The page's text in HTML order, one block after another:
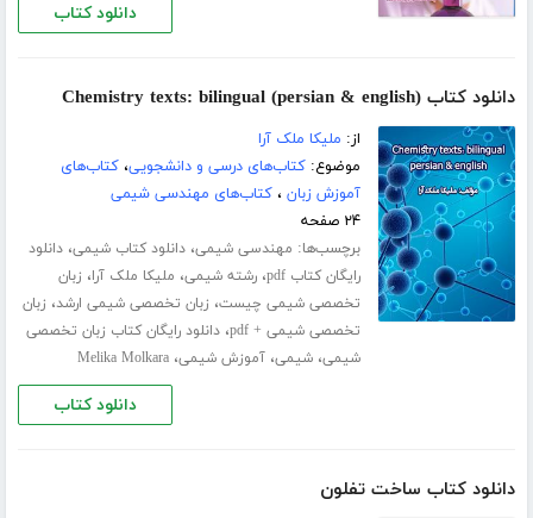
دانلود کتاب
دانلود کتاب (Chemistry texts: bilingual (persian & english
از: ملیکا ملک آرا
موضوع:کتاب‌های درسی و دانشجویی،کتاب‌های
آموزش زبان ،کتاب‌های مهندسی شیمی
۲۴ صفحه
برچسب‌ها: مهندسی شیمی،دانلود کتاب شیمی،دانلود
رایگان کتاب pdf
،رشته شیمی، ملیکا ملک آرا، زبان
تخصصی شیمی چیست، زبان تخصصی شیمی ارشد، زبان
تخصصی شیمی + pdf
،دانلود رایگان کتاب زبان تخصصی
شیمی،شیمی،آموزش شیمی،Melika Molkara
دانلود کتاب
دانلود کتاب ساخت تفلون